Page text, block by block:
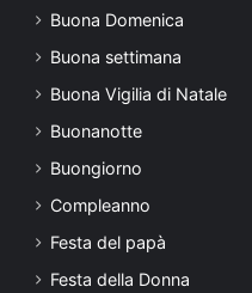
Buona Domenica
Buona settimana
Buona Vigilia di Natale
Buonanotte
Buongiorno
Compleanno
Festa del papà
Festa della Donna